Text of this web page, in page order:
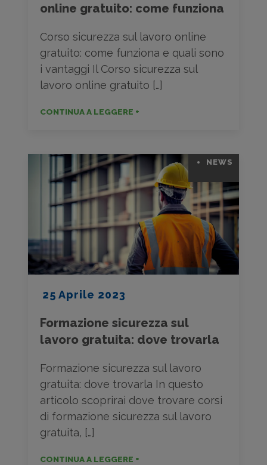
online gratuito: come funziona
Corso sicurezza sul lavoro online
gratuito: come funziona e quali sono
i vantaggi Il Corso sicurezza sul
lavoro online gratuito […]
CONTINUA A LEGGERE +
25 Aprile 2023
NEWS
Formazione sicurezza sul
lavoro gratuita: dove trovarla
Formazione sicurezza sul lavoro
gratuita: dove trovarla In questo
articolo scoprirai dove trovare corsi
di formazione sicurezza sul lavoro
gratuita, […]
CONTINUA A LEGGERE +